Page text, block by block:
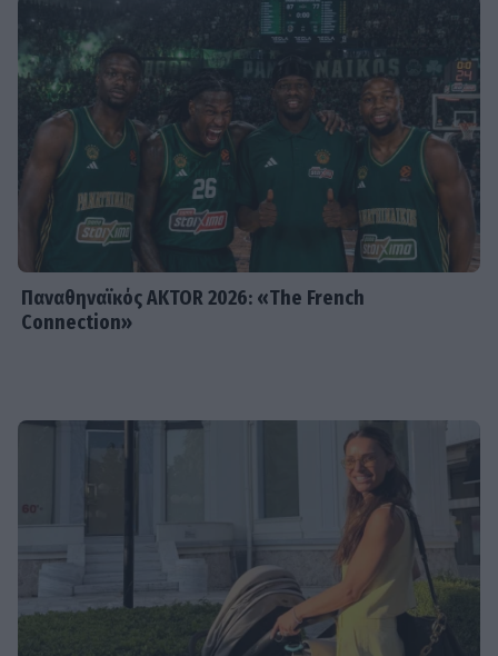
Ματογιάννια για τον γνωστό
τραγουδιστή που εντοπίστηκε από
την κάμερα
Βασίλης Μπισμπίκης: Το συγκινητικό
«αντίο» στον Νίκο Καλογερόπουλο –
«Καλό ταξίδι φίλε»
Παναθηναϊκός AKTOR 2026: «The French
Connection»